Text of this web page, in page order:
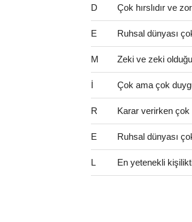
D Çok hırslıdır ve
E Ruhsal dünyası
M Zeki ve zeki
İ Çok ama çok
R Karar verirken çok
E Ruhsal dünyası
L En yetenekli